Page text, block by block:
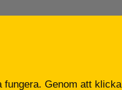
fungera. Genom att klicka